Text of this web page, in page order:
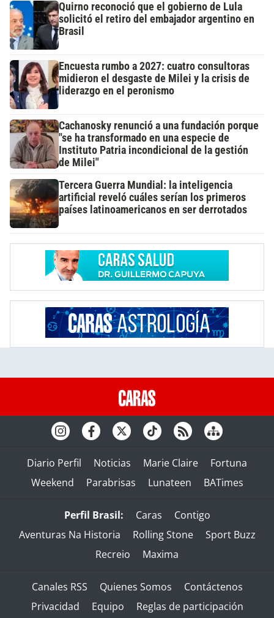
Quirno reconoció que el gobierno de Lula
solicitó el retiro del embajador argentino en
Brasil
Encuesta rumbo a 2027: cuatro consultoras
midieron el desgaste de Milei y la crisis de
liderazgo en el peronismo
Cachanosky renunció a una fundación porque
"se ha transformado en una especie de
Instituto Patria incondicional de la gestión
de Milei"
Tercera Guerra Mundial: la inteligencia
artificial reveló cuáles serían los primeros
países latinoamericanos en ser derrotados
Diario Perfil Noticias Marie Claire
Fortuna
Weekend
Parabrisas Lunateen BATimes
Perfil Brasil: Caras
Contigo
Aventuras Na Historia
Rolling Stone
Sport Buzz
Recreio
Maxima
Canales RSS Quienes Somos
Contáctenos
Privacidad
Equipo Reglas de participación